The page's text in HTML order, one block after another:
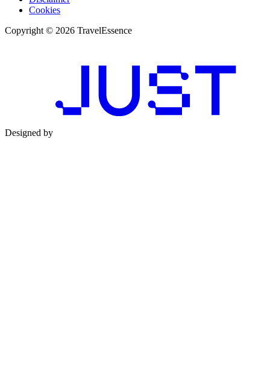
Cookies
Copyright © 2026 TravelEssence
Designed by